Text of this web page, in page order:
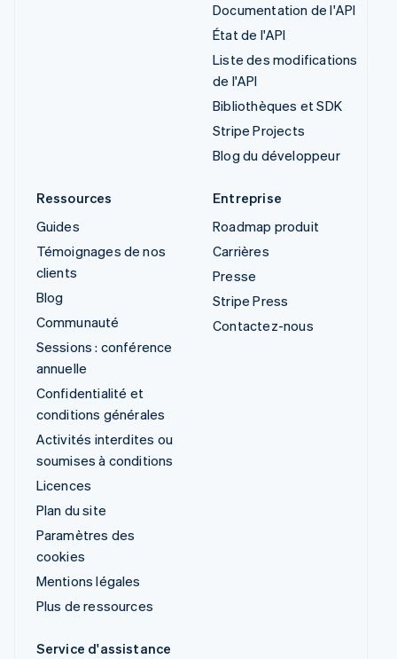
Documentation de l'API
État de l'API
Liste des modifications
de l'API
Bibliothèques et SDK
Stripe Projects
Blog du développeur
Ressources
Guides
Témoignages de nos
clients
Blog
Communauté
Sessions : conférence
annuelle
Confidentialité et
conditions générales
Activités interdites ou
soumises à conditions
Licences
Plan du site
Paramètres des
cookies
Mentions légales
Plus de ressources
Entreprise
Roadmap produit
Carrières
Presse
Stripe Press
Contactez-nous
Service d'assistance